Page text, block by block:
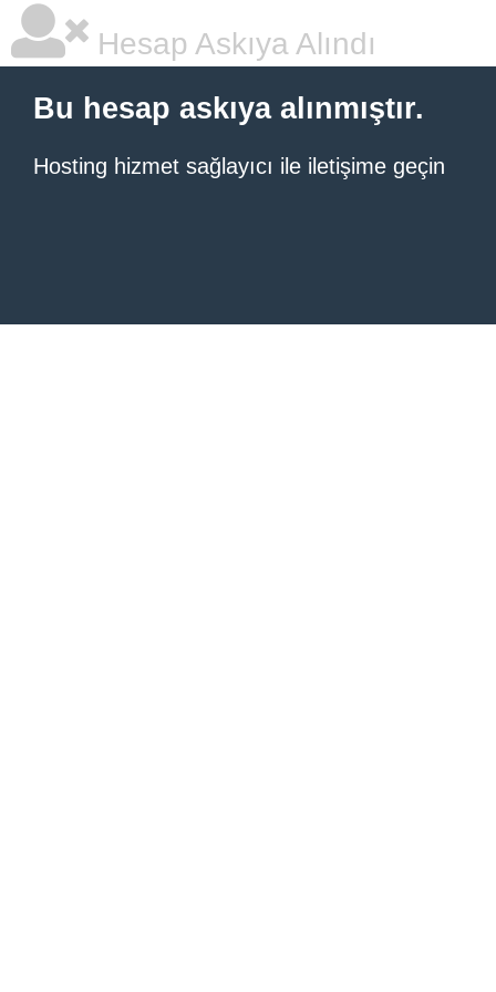
Hesap Askıya Alındı
Bu hesap askıya alınmıştır.
Hosting hizmet sağlayıcı ile iletişime geçin